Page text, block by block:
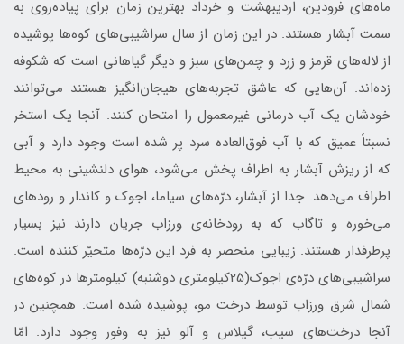
ماه‌های فرودين، ارديبهشت و خرداد بهترین زمان برای پیاده‌روی به
سمت آبشار هستند. در این زمان از سال سراشیبی‌های كوه‌ها پوشیده
از لاله‌های قرمز و زرد و چمن‌های سبز و دیگر گیاهانی است که شکوفه
زده‌اند. آن‌ها‌یی که عاشق تجربه‌های هیجان‌انگیز هستند می‌توانند
خودشان یک آب درمانی غیرمعمول را امتحان کنند. آنجا یک استخر
نسبتاً عمیق که با آب فوق‌العاده سرد پر شده است وجود دارد و آبی
که از ریزش آبشار به اطراف پخش می‌شود، هوای دلنشینی به محیط
اطراف می‌دهد. جدا از آبشار، درّ‌ه‌های سياما، اجوك و كاندار و رودهای
می‌خوره و تاگاب که به رودخانه‌ی ورزاب جریان دارند نیز بسیار
پرطرفدار هستند. زیبایی منحصر به فرد این درّ‌ه‌ها متحیّر کننده است.
سراشیبی‌های درّه‌ی اجوك(25‌کیلومتری دوشنبه) کیلومترها در کوه‌های
شمال شرق ورزاب توسط درخت مو، پوشیده شده است. همچنین در
آنجا درخت‌های سیب، گیلاس و آلو نیز به وفور وجود دارد. امّا